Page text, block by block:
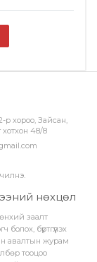
р хороо, Зайсан,
48/8
нөхцөл
заалт
болох, бүртгүүлэх
авалтын журам
тооцоо